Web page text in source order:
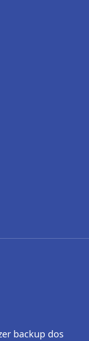
backup dos